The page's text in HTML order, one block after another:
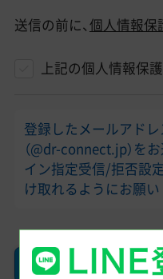
送信の前に、個人情報保
上記の個人情報保
登録したメールアド
（@dr-connect.jp）を
イン指定受信/拒否設
け取れるようにお願い
確